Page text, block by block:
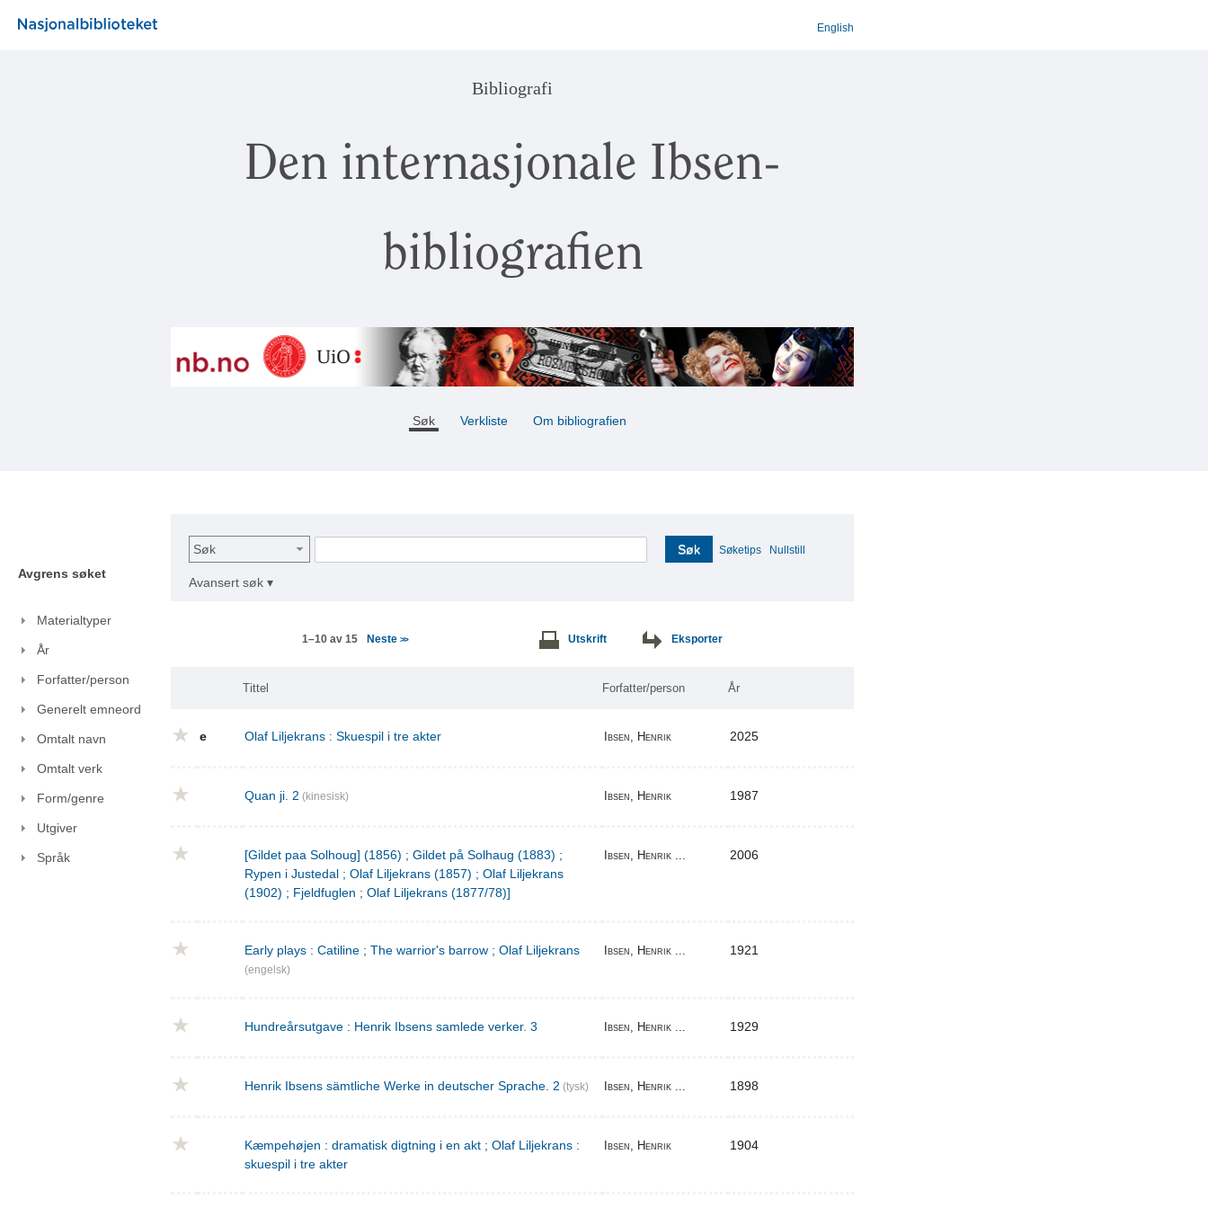
English
Bibliografi
Den internasjonale Ibsen-
bibliografien
Søk Verkliste Om bibliografien
Avgrens søket
Materialtyper
År
Forfatter/person
Generelt emneord
Omtalt navn
Omtalt verk
Form/genre
Utgiver
Språk
Søk Søk Søketips Nullstill
Avansert søk ▾
1–10 av 15 Neste>> Utskrift Eksporter
Tittel Forfatter/person År
e Olaf Liljekrans : Skuespil i tre akter Ibsen, Henrik 2025
Quan ji. 2 (kinesisk) Ibsen, Henrik 1987
[Gildet paa Solhoug] (1856) ; Gildet på Solhaug (1883) ;
Rypen i Justedal ; Olaf Liljekrans (1857) ; Olaf Liljekrans
(1902) ; Fjeldfuglen ; Olaf Liljekrans (1877/78)]
Ibsen, Henrik ... 2006
Early plays : Catiline ; The warrior's barrow ; Olaf Liljekrans
(engelsk)
Ibsen, Henrik ... 1921
Hundreårsutgave : Henrik Ibsens samlede verker. 3 Ibsen, Henrik ... 1929
Henrik Ibsens sämtliche Werke in deutscher Sprache. 2 (tysk) Ibsen, Henrik ... 1898
Kæmpehøjen : dramatisk digtning i en akt ; Olaf Liljekrans :
skuespil i tre akter
Ibsen, Henrik 1904